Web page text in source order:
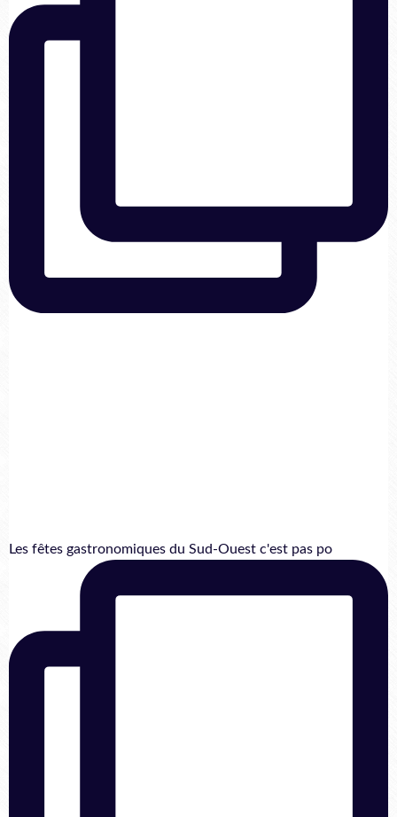
Les fêtes gastronomiques du Sud-Ouest c'est pas po